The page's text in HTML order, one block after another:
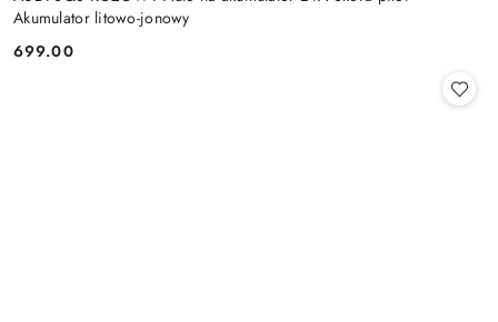
Akumulator litowo-jonowy
Cena:
699.00